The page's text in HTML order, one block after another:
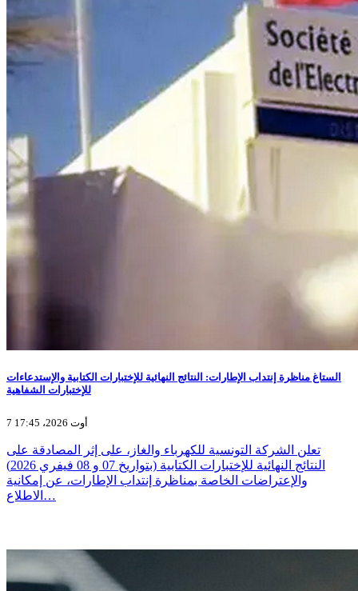
الستاغ مناظرة إنتداب الإطارات: النتائج النهائية للإختبارات الكتابية والإستدعاءات
للإختبارات الشفاهية
7 أوت 2026، 17:45
تعلن الشركة التونسية للكهرباء والغاز، على إثر المصادقة على
النتائج النهائية للإختبارات الكتابية (بتواريخ 07 و 08 فيفري 2026)
والإعتراضات الخاصة بمناظرة إنتداب الإطارات، عن إمكانية
الاطلاع…